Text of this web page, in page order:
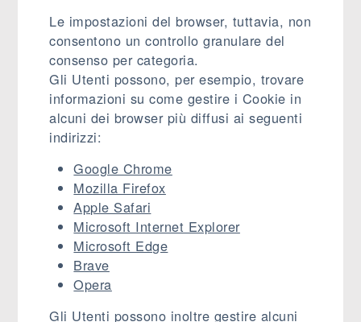
Le impostazioni del browser, tuttavia, non
consentono un controllo granulare del
consenso per categoria.
Gli Utenti possono, per esempio, trovare
informazioni su come gestire i Cookie in
alcuni dei browser più diffusi ai seguenti
indirizzi:
Google Chrome
Mozilla Firefox
Apple Safari
Microsoft Internet Explorer
Microsoft Edge
Brave
Opera
Gli Utenti possono inoltre gestire alcuni